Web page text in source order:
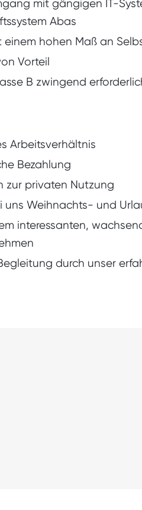
mit gängigen IT-
Abas
einem hohen Maß an
Vorteil
B zwingend
Arbeitsverhältnis
Bezahlung
zur privaten Nutzung
uns Weihnachts- und
interessanten,
durch unser